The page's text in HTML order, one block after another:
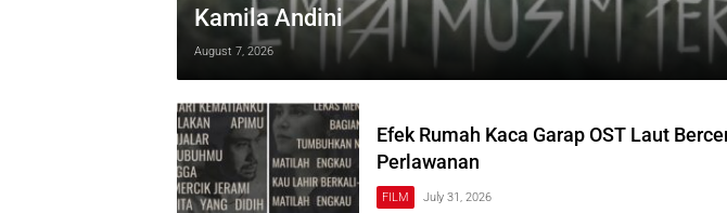
Kamila Andini
August 7, 2026
Efek Rumah Kaca Garap OST Laut
Perlawanan
FILM July 31, 2026